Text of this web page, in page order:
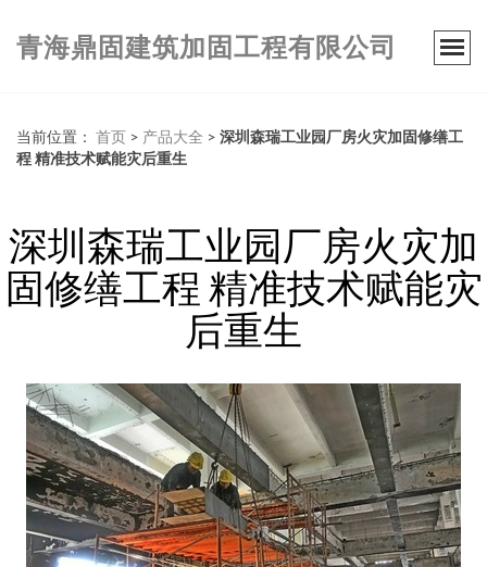
青海鼎固建筑加固工程有限公司
当前位置： 首页 > 产品大全 > 深圳森瑞工业园厂房火灾加固修缮工
程 精准技术赋能灾后重生
深圳森瑞工业园厂房火灾加
固修缮工程 精准技术赋能灾
后重生